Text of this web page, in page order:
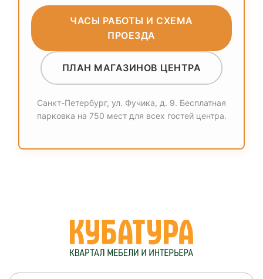
ЧАСЫ РАБОТЫ И СХЕМА
ПРОЕЗДА
ПЛАН МАГАЗИНОВ ЦЕНТРА
Санкт-Петербург, ул. Фучика, д. 9. Бесплатная
парковка на 750 мест для всех гостей центра.